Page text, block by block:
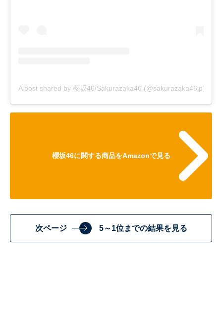
A post shared by 櫻坂46/Sakurazaka46 (@sakurazaka46jp)
櫻坂46に関する商品をAmazonで見る
次ページ 5～1位までの結果を見る